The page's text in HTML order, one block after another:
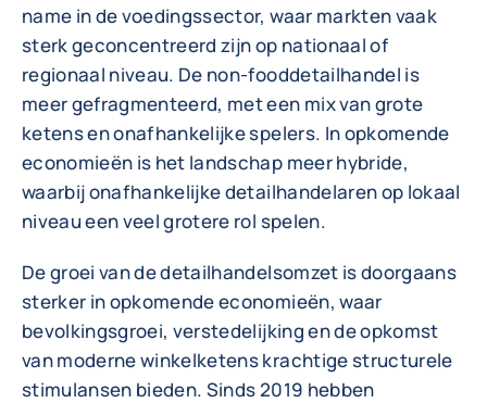
name in de voedingssector, waar markten vaak
sterk geconcentreerd zijn op nationaal of
regionaal niveau. De non-fooddetailhandel is
meer gefragmenteerd, met een mix van grote
ketens en onafhankelijke spelers. In opkomende
economieën is het landschap meer hybride,
waarbij onafhankelijke detailhandelaren op lokaal
niveau een veel grotere rol spelen.
De groei van de detailhandelsomzet is doorgaans
sterker in opkomende economieën, waar
bevolkingsgroei, verstedelijking en de opkomst
van moderne winkelketens krachtige structurele
stimulansen bieden. Sinds 2019 hebben